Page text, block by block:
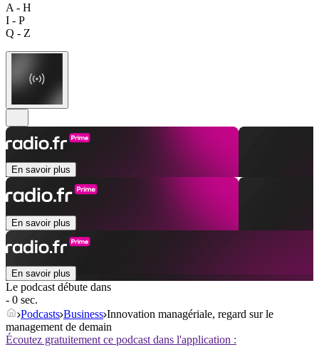
A - H
I - P
Q - Z
En savoir plus
En savoir plus
En savoir plus
Le podcast débute dans
- 0 sec.
Podcasts Business Innovation managériale, regard sur le
management de demain
Écoutez gratuitement ce podcast dans l'application :